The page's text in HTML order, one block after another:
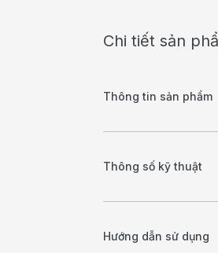
Chi tiết sản
Thông tin sản phẩm
Thông số kỹ thuật
Hướng dẫn sử dụng